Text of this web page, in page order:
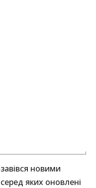
новими
яких оновлені